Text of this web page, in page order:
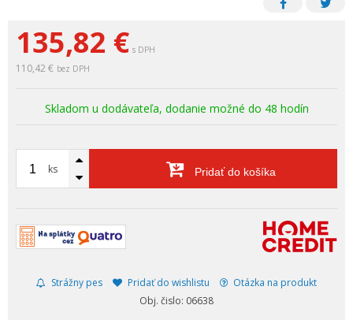
135,82 € s DPH
110,42 € bez DPH
Skladom u dodávateľa, dodanie možné do 48 hodín
ks Pridať do košíka
Strážny pes Pridať do wishlistu
Otázka na produkt
Obj. čislo: 06638